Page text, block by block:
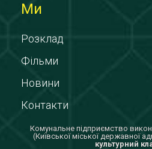
Ми
Розклад
Фільми
Новини
Контакти
Комунальне підприємство
(Київської міської державної
культурний